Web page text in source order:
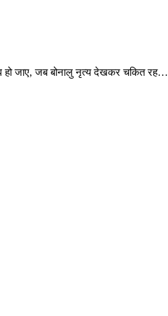
जाए, जब बोनालु नृत्य देखकर चकित रह…